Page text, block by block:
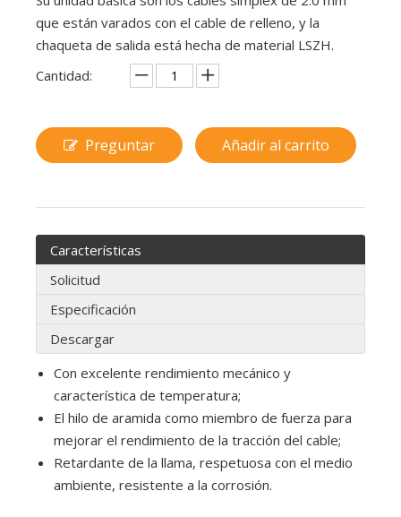
que están varados con el cable de relleno, y la
chaqueta de salida está hecha de material LSZH.
Cantidad:
Preguntar Añadir al carrito
Características
Solicitud
Especificación
Descargar
Con excelente rendimiento mecánico y
característica de temperatura;
El hilo de aramida como miembro de fuerza para
mejorar el rendimiento de la tracción del cable;
Retardante de la llama, respetuosa con el medio
ambiente, resistente a la corrosión.